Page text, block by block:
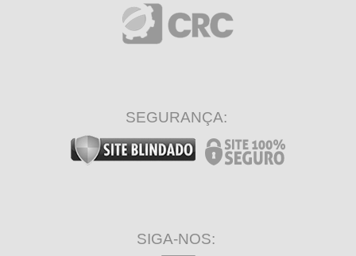
SEGURANÇA:
SIGA-NOS: